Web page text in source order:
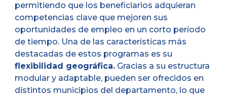
permitiendo que los beneficiarios adquieran
competencias clave que mejoren sus
oportunidades de empleo en un corto período
de tiempo. Una de las características más
destacadas de estos programas es su
flexibilidad geográfica. Gracias a su estructura
modular y adaptable, pueden ser ofrecidos en
distintos municipios del departamento, lo que